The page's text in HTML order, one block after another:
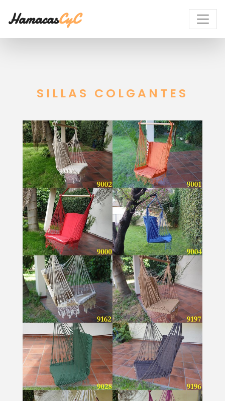
HamacasCyC
SILLAS COLGANTES